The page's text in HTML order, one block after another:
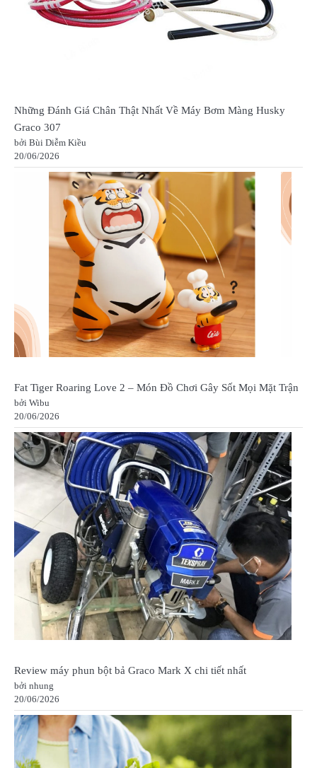
Những Đánh Giá Chân Thật Nhất Về Máy Bơm Màng Husky
Graco 307
bởi Bùi Diễm Kiều
20/06/2026
Fat Tiger Roaring Love 2 – Món Đồ Chơi Gây Sốt Mọi Mặt Trận
bởi Wibu
20/06/2026
Review máy phun bột bả Graco Mark X chi tiết nhất
bởi nhung
20/06/2026